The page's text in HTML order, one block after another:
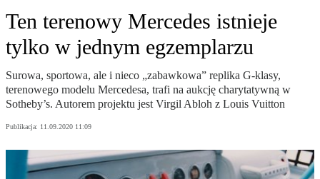
Ten terenowy Mercedes istnieje
tylko w jednym egzemplarzu
Surowa, sportowa, ale i nieco „zabawkowa” replika G-klasy,
terenowego modelu Mercedesa, trafi na aukcję charytatywną w
Sotheby’s. Autorem projektu jest Virgil Abloh z Louis Vuitton
Publikacja: 11.09.2020 11:09